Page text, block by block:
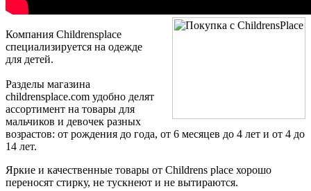
Компания Childrensplace
специализируется на одежде
для детей.
Разделы магазина
childrensplace.com удобно делят
ассортимент на товары для
мальчиков и девочек разных
возрастов: от рождения до года, от 6 месяцев до 4 лет и от 4 до
14 лет.
Яркие и качественные товары от Childrens place хорошо
переносят стирку, не тускнеют и не вытираются.